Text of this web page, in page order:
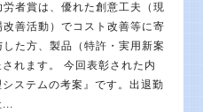
労者賞は、優れた創意工夫（現
改善活動）でコスト改善等に寄
した方、製品（特許・実用新案
れます。 今回表彰された内
ステムの考案』です。出退勤
...